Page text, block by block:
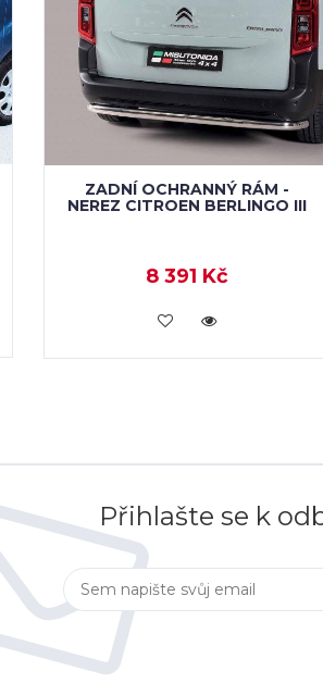
ZADNÍ OCHRANNÝ RÁM -
NEREZ CITROEN BERLINGO III
8 391 Kč
KOUPIT
Přihlašte se k